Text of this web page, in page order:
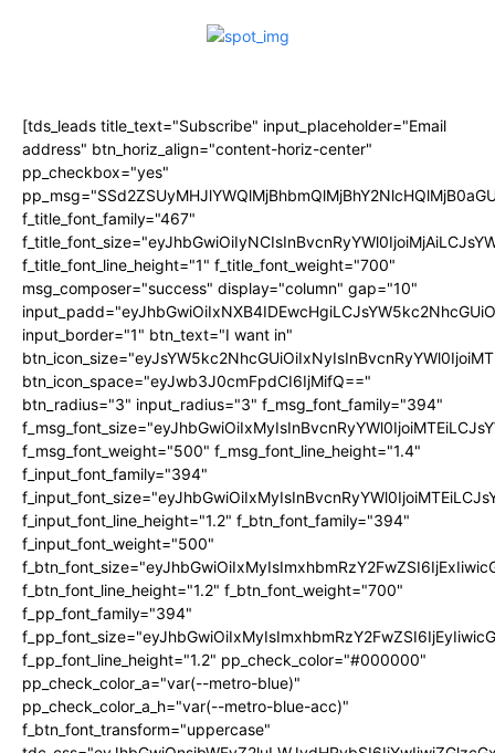
[tds_leads title_text="Subscribe" input_placeholder="Email
address" btn_horiz_align="content-horiz-center"
pp_checkbox="yes"
f_title_font_family="467"
f_title_font_line_height="1" f_title_font_weight="700"
msg_composer="success" display="column" gap="10"
input_border="1" btn_text="I want in"
btn_icon_space="eyJwb3J0cmFpdCI6IjMifQ=="
btn_radius="3" input_radius="3" f_msg_font_family="394"
f_msg_font_weight="500" f_msg_font_line_height="1.4"
f_input_font_family="394"
f_input_font_line_height="1.2" f_btn_font_family="394"
f_input_font_weight="500"
f_btn_font_line_height="1.2" f_btn_font_weight="700"
f_pp_font_family="394"
f_pp_font_line_height="1.2" pp_check_color="#000000"
pp_check_color_a="var(--metro-blue)"
pp_check_color_a_h="var(--metro-blue-acc)"
f_btn_font_transform="uppercase"